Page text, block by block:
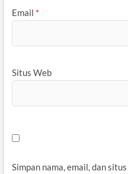
Email *
Situs Web
Simpan nama, email, dan